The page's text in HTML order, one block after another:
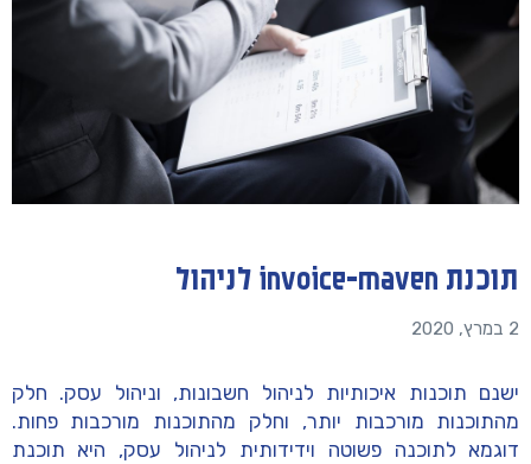
תוכנת invoice-maven לניהול
2 במרץ, 2020
ישנם תוכנות איכותיות לניהול חשבונות, וניהול עסק. חלק
מהתוכנות מורכבות יותר, וחלק מהתוכנות מורכבות פחות.
דוגמא לתוכנה פשוטה וידידותית לניהול עסק, היא תוכנת